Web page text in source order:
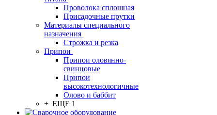
Проволока сплошная
Присадочные прутки
Материалы специального
назначения
Строжка и резка
Припои
Припои оловянно-
свинцовые
Припои
высокотехнологичные
Олово и баббит
+ ЕЩЕ 1